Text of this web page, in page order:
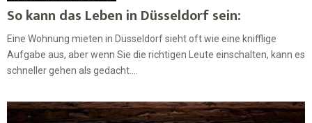
So kann das Leben in Düsseldorf sein:
Eine Wohnung mieten in Düsseldorf sieht oft wie eine knifflige
Aufgabe aus, aber wenn Sie die richtigen Leute einschalten, kann es
schneller gehen als gedacht....